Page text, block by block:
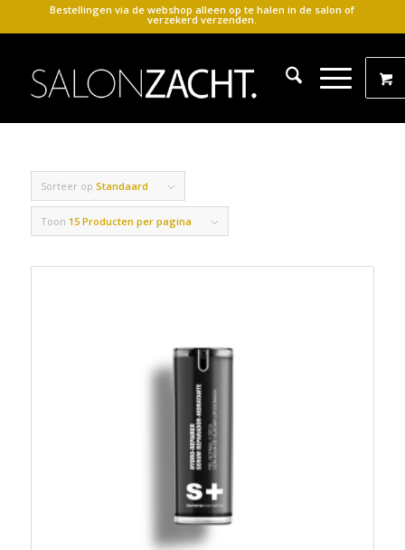
Bestellingen via de webshop alleen op te halen in de salon of
verzekerd verzenden.
Sorteer op Standaard
Toon 15 Producten per pagina